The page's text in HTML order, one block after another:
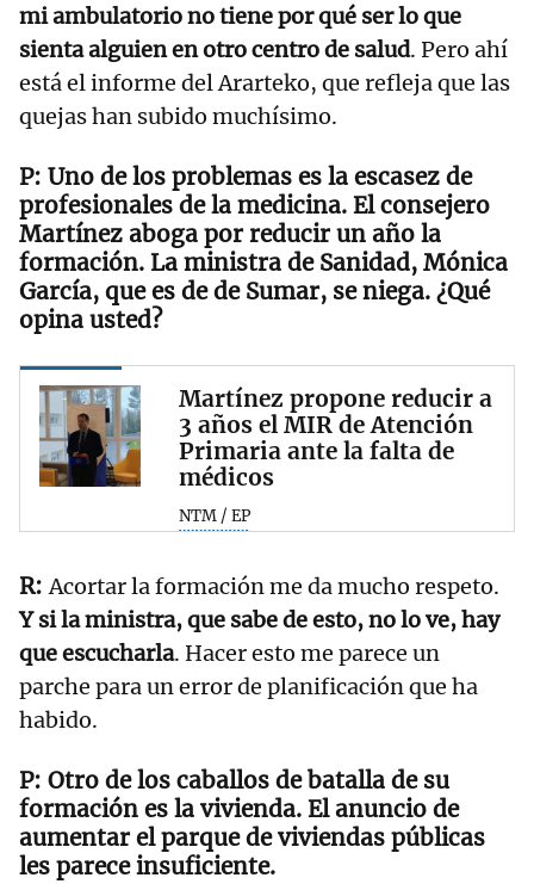
mi ambulatorio no tiene por qué ser lo que
sienta alguien en otro centro de salud. Pero ahí
está el informe del Ararteko, que refleja que las
quejas han subido muchísimo.
Uno de los problemas es la escasez de
profesionales de la medicina. El consejero
Martínez aboga por reducir un año la
formación. La ministra de Sanidad, Mónica
García, que es de de Sumar, se niega. ¿Qué
opina usted?
Martínez propone reducir a
3 años el MIR de Atención
Primaria ante la falta de
médicos
NTM / EP
Acortar la formación me da mucho respeto.
Y si la ministra, que sabe de esto, no lo ve, hay
que escucharla. Hacer esto me parece un
parche para un error de planificación que ha
habido.
Otro de los caballos de batalla de su
formación es la vivienda. El anuncio de
aumentar el parque de viviendas públicas
les parece insuficiente.